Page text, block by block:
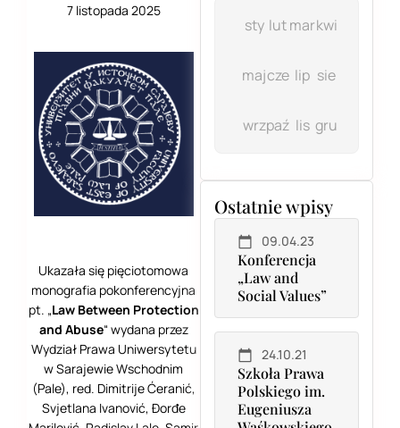
7 listopada 2025
Ukazała się pięciotomowa
monografia pokonferencyjna
pt. „Law Between Protection
and Abuse“ wydana przez
Wydział Prawa Uniwersytetu
w Sarajewie Wschodnim
(Pale), red. Dimitrije Ćeranić,
Svjetlana Ivanović, Đorđe
sty lutmarkwi
majcze lip sie
wrzpaź lis gru
Ostatnie wpisy
09.04.23
Konferencja
„Law and
Social Values”
24.10.21
Szkoła Prawa
Polskiego im.
Eugeniusza